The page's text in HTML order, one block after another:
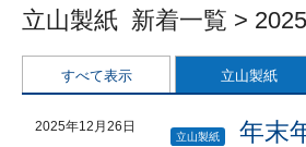
立山製紙 新着一覧 >
すべて表示 立山製紙
2025年12月26日
立山製紙 年末